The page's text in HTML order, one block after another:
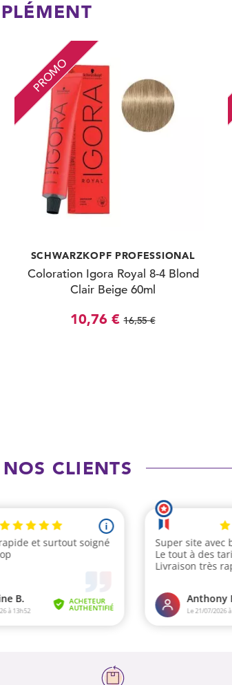
PROMO
SCHWARZKOPF PROFESSIONAL
Coloration Igora Royal 8-4 Blond
Clair Beige 60ml
10,76 € 16,55 €
CLIENTS